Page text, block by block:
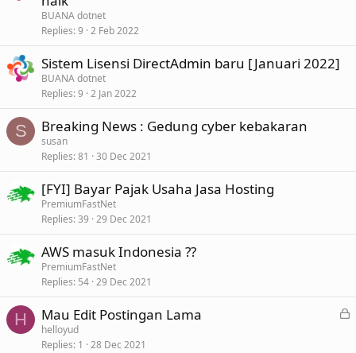
BUANA dotnet
Replies 9 2 Feb 2022
Sistem Lisensi DirectAdmin baru [Januari 2022]
BUANA dotnet
Replies 9 2 Jan 2022
S Breaking News : Gedung cyber kebakaran
susan
Replies 81 30 Dec 2021
[FYI] Bayar Pajak Usaha Jasa Hosting
PremiumFastNet
Replies 39 29 Dec 2021
AWS masuk Indonesia ??
PremiumFastNet
Replies 54 29 Dec 2021
H
L
Mau Edit Postingan Lama
helloyud
Replies 1 28 Dec 2021